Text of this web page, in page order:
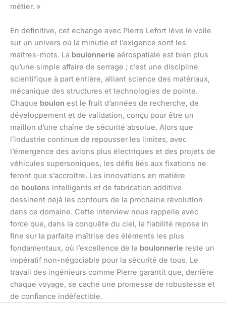
métier. »
En définitive, cet échange avec Pierre Lefort lève le voile
sur un univers où la minutie et l’exigence sont les
maîtres-mots. La boulonnerie aérospatiale est bien plus
qu’une simple affaire de serrage ; c’est une discipline
scientifique à part entière, alliant science des matériaux,
mécanique des structures et technologies de pointe.
Chaque boulon est le fruit d’années de recherche, de
développement et de validation, conçu pour être un
maillon d’une chaîne de sécurité absolue. Alors que
l’industrie continue de repousser les limites, avec
l’émergence des avions plus électriques et des projets de
véhicules supersoniques, les défis liés aux fixations ne
feront que s’accroître. Les innovations en matière
de boulons intelligents et de fabrication additive
dessinent déjà les contours de la prochaine révolution
dans ce domaine. Cette interview nous rappelle avec
force que, dans la conquête du ciel, la fiabilité repose in
fine sur la parfaite maîtrise des éléments les plus
fondamentaux, où l’excellence de la boulonnerie reste un
impératif non-négociable pour la sécurité de tous. Le
travail des ingénieurs comme Pierre garantit que, derrière
chaque voyage, se cache une promesse de robustesse et
de confiance indéfectible.